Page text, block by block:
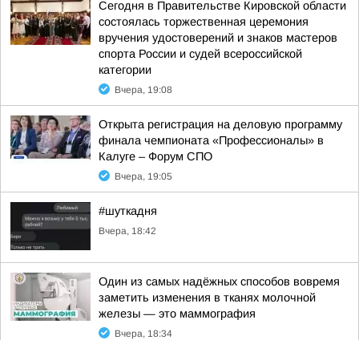
Сегодня в Правительстве Кировской области
состоялась торжественная церемония
вручения удостоверений и знаков мастеров
спорта России и судей всероссийской
категории
Вчера, 19:08
Открыта регистрация на деловую программу
финала чемпионата «Профессионалы» в
Калуге – Форум СПО
Вчера, 19:05
#шуткадня
Вчера, 18:42
Один из самых надёжных способов вовремя
заметить изменения в тканях молочной
железы — это маммография
Вчера, 18:34